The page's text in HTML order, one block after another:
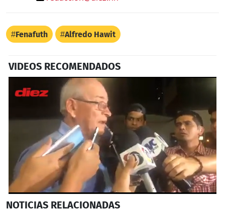
Fenafuth Alfredo Hawit
VIDEOS RECOMENDADOS
seconds
NOTICIAS RELACIONADAS